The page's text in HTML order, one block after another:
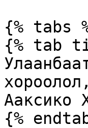
{% tabs
{% tab
Ааксико
{%